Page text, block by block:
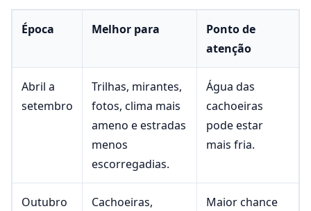
Época Melhor para
Ponto de
atenção
Abril a
setembro
Trilhas, mirantes,
fotos, clima mais
ameno e estradas
menos
escorregadias.
Água das
cachoeiras
pode estar
mais fria.
Outubro
Cachoeiras,
Maior chance